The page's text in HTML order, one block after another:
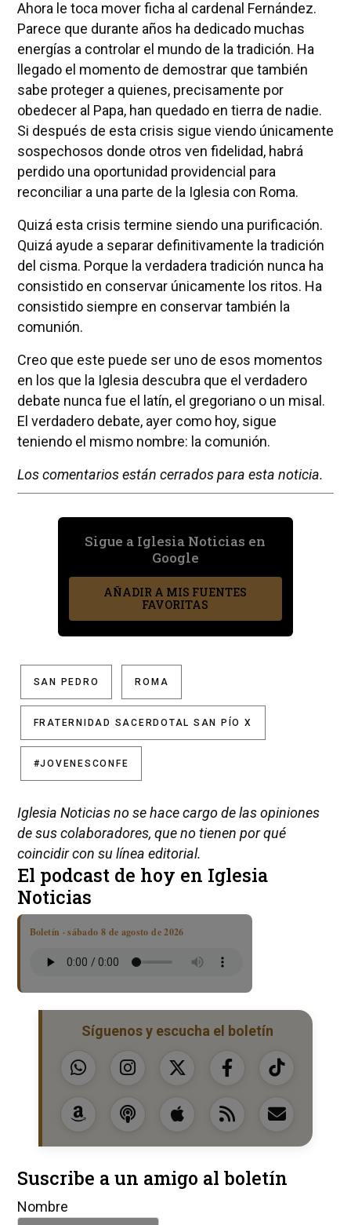
Ahora le toca mover ficha al cardenal Fernández.
Parece que durante años ha dedicado muchas
energías a controlar el mundo de la tradición. Ha
llegado el momento de demostrar que también
sabe proteger a quienes, precisamente por
obedecer al Papa, han quedado en tierra de nadie.
Si después de esta crisis sigue viendo únicamente
sospechosos donde otros ven fidelidad, habrá
perdido una oportunidad providencial para
reconciliar a una parte de la Iglesia con Roma.
Quizá esta crisis termine siendo una purificación.
Quizá ayude a separar definitivamente la tradición
del cisma. Porque la verdadera tradición nunca ha
consistido en conservar únicamente los ritos. Ha
consistido siempre en conservar también la
comunión.
Creo que este puede ser uno de esos momentos
en los que la Iglesia descubra que el verdadero
debate nunca fue el latín, el gregoriano o un misal.
El verdadero debate, ayer como hoy, sigue
teniendo el mismo nombre: la comunión.
Los comentarios están cerrados para esta noticia.
Sigue a Iglesia Noticias en
Google
AÑADIR A MIS FUENTES
FAVORITAS
SAN PEDRO ROMA
FRATERNIDAD SACERDOTAL SAN PÍO X
#JOVENESCONFE
Iglesia Noticias no se hace cargo de las opiniones
de sus colaboradores, que no tienen por qué
coincidir con su línea editorial.
El podcast de hoy en Iglesia
Noticias
Boletín · sábado 8 de agosto de 2026
Síguenos y escucha el boletín
Suscribe a un amigo al boletín
Nombre